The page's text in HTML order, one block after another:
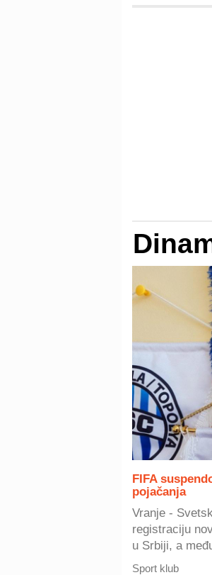
FIFA
pojačanja
Vranje -
registraciju
u Srbiji, a
Sport klub